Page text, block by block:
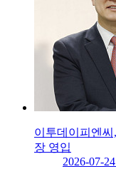
이투데이피엔
장 영입
2026-07-